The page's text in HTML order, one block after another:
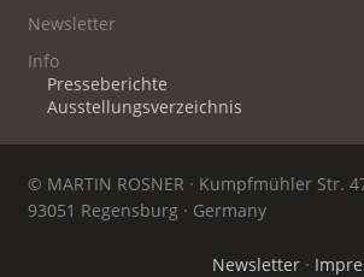
Newsletter
Info
Presseberichte
Ausstellungsverzeichnis
© MARTIN ROSNER · Kumpfmühler Str.
93051 Regensburg · Germany
Newsletter·